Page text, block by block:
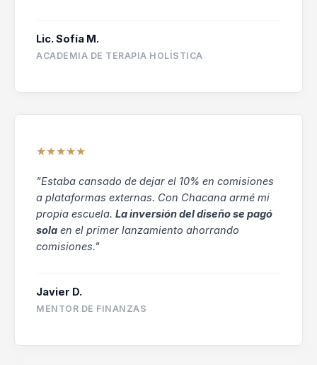
Lic. Sofía M.
ACADEMIA DE TERAPIA HOLÍSTICA
★★★★★
"Estaba cansado de dejar el 10% en comisiones
a plataformas externas. Con Chacana armé mi
propia escuela. La inversión del diseño se pagó
sola en el primer lanzamiento ahorrando
comisiones."
Javier D.
MENTOR DE FINANZAS